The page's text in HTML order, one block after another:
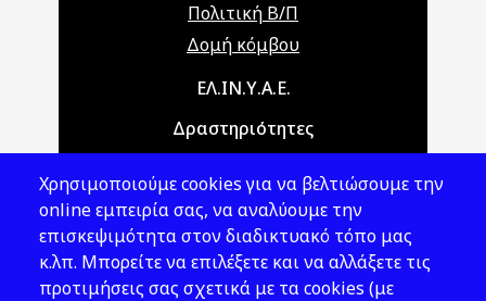
Πολιτική Β/Π
Δομή κόμβου
Main navigationΕΛ.ΙΝ.Υ.Α.Ε.
Δραστηριότητες
Νομοθεσία
Εκδόσεις
Νέα - Εκδηλώσεις
Χρησιμοποιούμε cookies για να βελτιώσουμε την
online εμπειρία σας, να αναλύουμε την
επισκεψιμότητα στον διαδικτυακό τόπο μας
κ.λπ. Μπορείτε να επιλέξετε και να αλλάξετε τις
προτιμήσεις σας σχετικά με τα cookies (με